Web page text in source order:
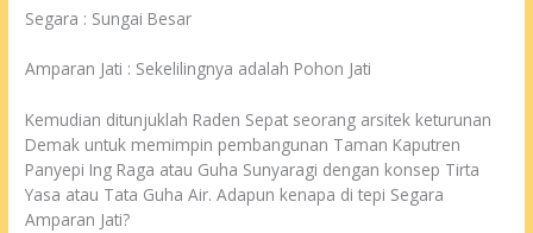
Segara : Sungai Besar
Amparan Jati : Sekelilingnya adalah Pohon Jati
Kemudian ditunjuklah Raden Sepat seorang arsitek keturunan
Demak untuk memimpin pembangunan Taman Kaputren
Panyepi Ing Raga atau Guha Sunyaragi dengan konsep Tirta
Yasa atau Tata Guha Air. Adapun kenapa di tepi Segara
Amparan Jati?